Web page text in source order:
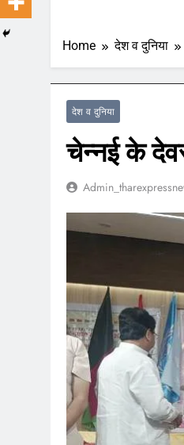
Home देश व दुनिया
देश व दुनिया
चेन्नई के